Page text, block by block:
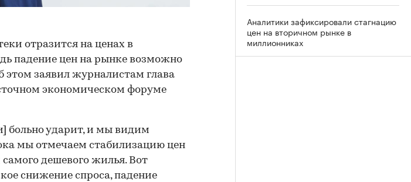
отразится на ценах в
падение цен на рынке возможно
этом заявил журналистам глава
экономическом форуме
больно ударит, и мы видим
мы отмечаем стабилизацию цен
дешевого жилья. Вот
снижение спроса, падение
Аналитики зафиксировали стагнацию
цен на вторичном рынке в
миллионниках